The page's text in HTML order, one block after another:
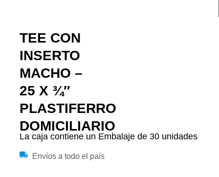
TEE CON
INSERTO
MACHO –
25 X ¾″
PLASTIFERRO
DOMICILIARIO
La caja contiene un Embalaje de 30 unidades
Envíos a todo el país